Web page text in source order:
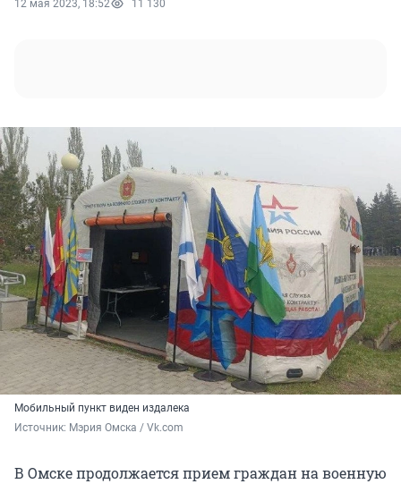
12 мая 2023, 18:52 11 130
Мобильный пункт виден издалека
Источник: Мэрия Омска / Vk.com
В Омске продолжается прием граждан на военную